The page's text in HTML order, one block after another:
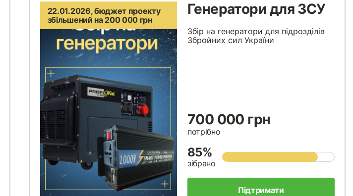
22.01.2026, бюджет проекту
збільшений на 200 000 грн
Генератори для ЗСУ
Збір на генератори для підрозділів
Збройних сил України
700 000 грн
потрібно
85%
зібрано
Підтримати